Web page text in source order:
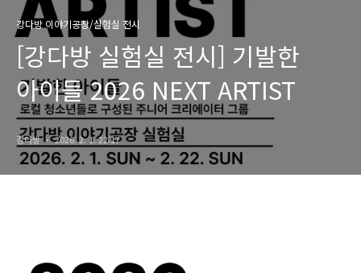
강다방 이야기공장/실험실 전시
[강다방 실험실 전시] 기발한
아이들 2026 NEXT ARTIST
강다방 2026. 2. 1. 22:17